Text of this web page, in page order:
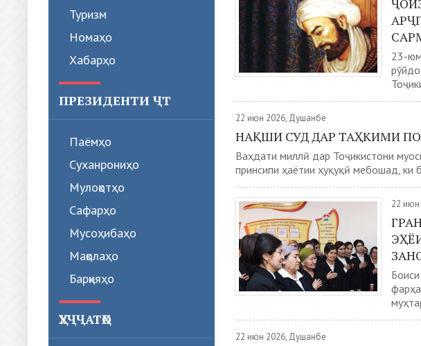
Туризм
Номаҳо
Хабарҳо
ПРЕЗИДЕНТИ ҶТ
Паёмҳо
Суханрониҳо
Мулоқотҳо
Сафарҳо
Мусоҳибаҳо
Мақолаҳо
Барқияҳо
ҲУҶҶАТҲО
23-
22 июн 2026, Душанбе
НАҚШИ СУД ДАР ТАҲКИМИ
Ваҳдати миллӣ дар Тоҷикистони
принсипи ҳаётии ҳуқуқӣ мебошад, ки
22
22 июн 2026, Душанбе